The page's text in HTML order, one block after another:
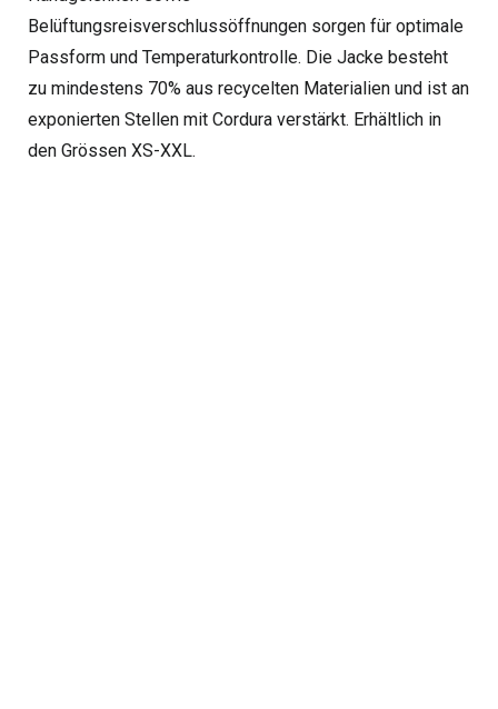
Belüftungsreisverschlussöffnungen sorgen für optimale
Passform und Temperaturkontrolle. Die Jacke besteht
zu mindestens 70% aus recycelten Materialien und ist an
exponierten Stellen mit Cordura verstärkt. Erhältlich in
den Grössen XS-XXL.